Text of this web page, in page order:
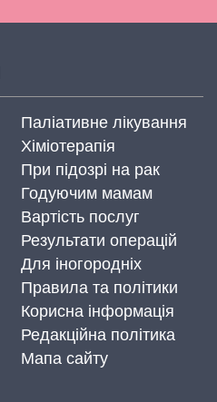
Паліативне лікування
Хіміотерапія
При підозрі на рак
Годуючим мамам
Вартість послуг
Результати операцій
Для іногородніх
Правила та політики
Корисна інформація
Редакційна політика
Мапа сайту